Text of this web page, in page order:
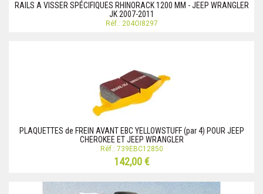
RAILS A VISSER SPÉCIFIQUES RHINORACK 1200 MM - JEEP WRANGLER
JK 2007-2011
Réf.: 204OI8297
PLAQUETTES de FREIN AVANT EBC YELLOWSTUFF (par 4) POUR JEEP
CHEROKEE ET JEEP WRANGLER
Réf.: 739EBC12850
142,00 €